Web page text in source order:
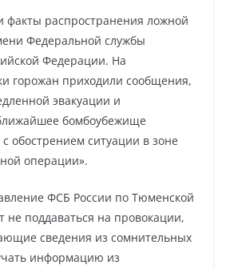
распространения ложной
Федеральной службы
Федерации. На
горожан приходили сообщения,
эвакуации и
бомбоубежище
обострением ситуации в зоне
операции».
ФСБ России по Тюменской
не поддаваться на провокации,
сведения из сомнительных
информацию из